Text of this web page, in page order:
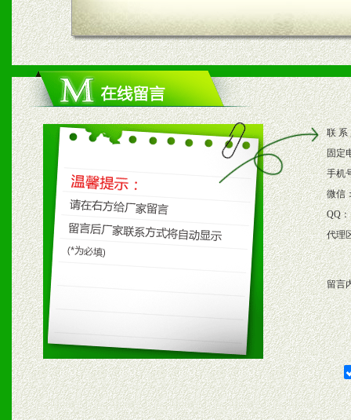
四、市场操作及支持
1、根据区域市场协助制定
2、根据具体情况公司给予
3、根据市场需要，派驻区
保产品顺利销售。
4、根据市场情况公司给予
购支持。
五、退换货制度
1、给予前期市场操作一定
2、对于临期，滞销品给予
联 系
固定
手机
微信
QQ：
代理
留言